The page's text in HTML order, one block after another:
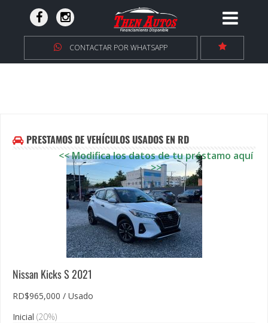
CONTACTAR POR WHATSAPP
PRESTAMOS DE VEHÍCULOS USADOS EN RD
<< Modifica los datos de tu préstamo aquí
>>
Nissan Kicks S2021
RD$965,000 / Usado
Inicial (20%)